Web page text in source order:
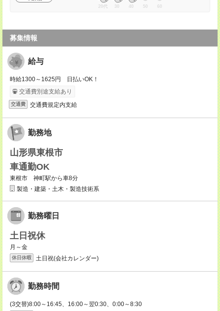
20代 30 40 50 60
募集情報
給与
時給1300～1625円 日払いOK！
交通費別途支給あり
交通費 交通費規定内支給
勤務地
山形県東根市
車通勤OK
東根市 神町駅から車8分
製造・建築・土木・製造技術系
勤務曜日
土日祝休
月～金
休日休暇 土日祝(会社カレンダー)
勤務時間
(3交替)8:00～16:45、16:00～翌0:30、0:00～8:30